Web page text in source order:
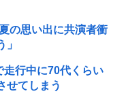
の思い出に共演者衝
走行中に70代くらい
せてしまう